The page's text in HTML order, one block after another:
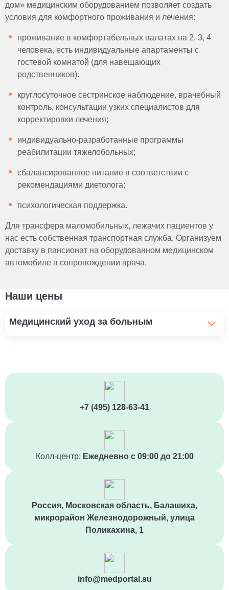
дом» медицинским оборудованием позволяет создать
условия для комфортного проживания и лечения:
проживание в комфортабельных палатах на 2, 3, 4
человека, есть индивидуальные апартаменты с
гостевой комнатой (для навещающих
родственников).
круглосуточное сестринское наблюдение, врачебный
контроль, консультации узких специалистов для
корректировки лечения;
индивидуально-разработанные программы
реабилитации тяжелобольных;
сбалансированное питание в соответствии с
рекомендациями диетолога;
психологическая поддержка.
Для трансфера маломобильных, лежачих пациентов у
нас есть собственная транспортная служба. Организуем
доставку в пансионат на оборудованном медицинском
автомобиле в сопровождении врача.
Наши цены
Медицинский уход за больным
Уход за больными с трахеостомой
1 350 ₽
Уход за тяжелобольными
Уход за пациентами с заболеванием
мочевыделительной системы
Уход за больными туберкулезом
+7 (495) 128-63-41
Колл-центр: Ежедневно с 09:00 до 21:00
Россия, Московская область, Балашиха,
микрорайон Железнодорожный, улица
Поликахина, 1
info@medportal.su